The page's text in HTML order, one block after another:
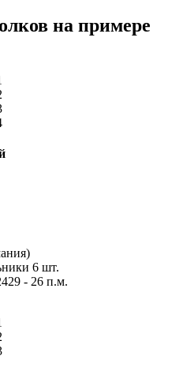
на примере
6 шт.
- 26 п.м.